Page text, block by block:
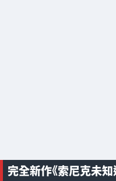
完全新作《索尼克未知